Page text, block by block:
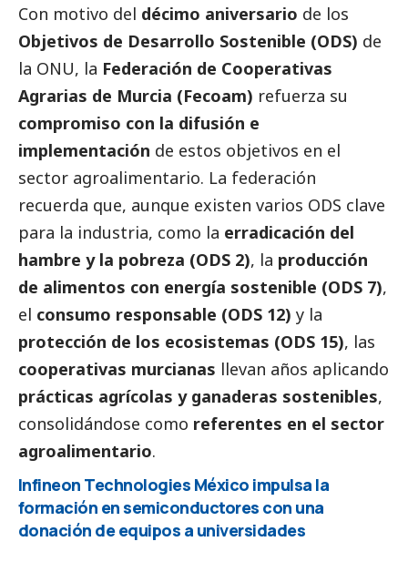
Con motivo del décimo aniversario de los
Objetivos de Desarrollo Sostenible (ODS) de
la ONU, la Federación de Cooperativas
Agrarias de Murcia (Fecoam) refuerza su
compromiso con la difusión e
implementación de estos objetivos en el
sector agroalimentario. La federación
recuerda que, aunque existen varios ODS clave
para la industria, como la erradicación del
hambre y la pobreza (ODS 2), la producción
de alimentos con energía sostenible (ODS 7),
el consumo responsable (ODS 12) y la
protección de los ecosistemas (ODS 15), las
cooperativas murcianas llevan años aplicando
prácticas agrícolas y ganaderas sostenibles,
consolidándose como referentes en el sector
agroalimentario.
Infineon Technologies México impulsa la
formación en semiconductores con una
donación de equipos a universidades